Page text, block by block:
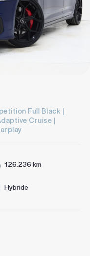
Full Black |
Cruise |
126.236 km
Hybride